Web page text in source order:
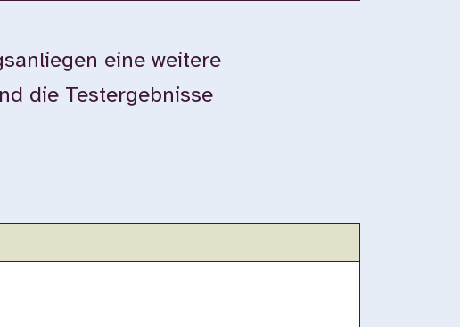
eine weitere
die Testergebnisse